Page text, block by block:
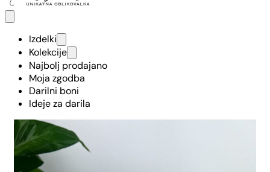
Izdelki
Kolekcije
Najbolj prodajano
Moja zgodba
Darilni boni
Ideje za darila